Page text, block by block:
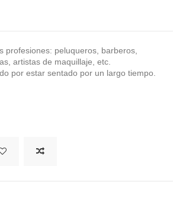
profesiones: peluqueros, barberos,
artistas de maquillaje, etc.
por estar sentado por un largo tiempo.